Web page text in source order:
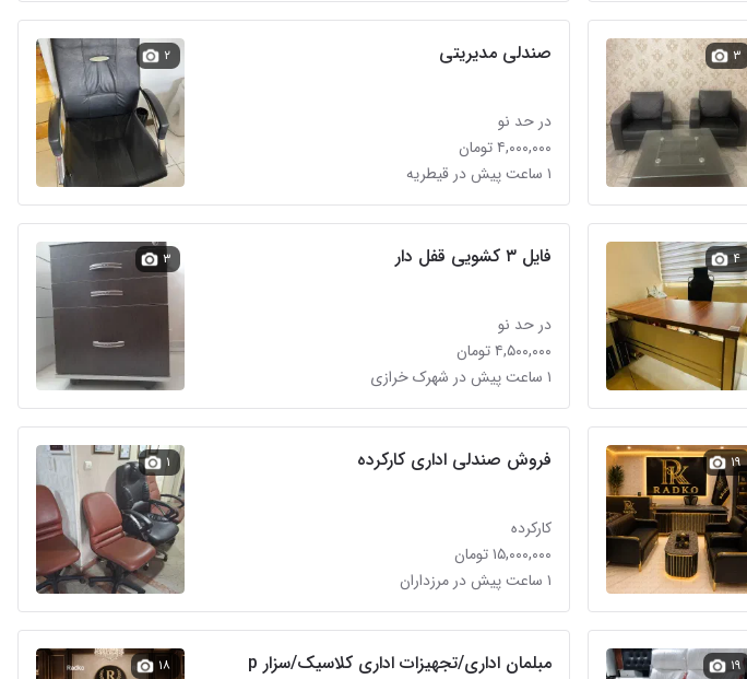
۳ صندلی مدیریتی
در حد نو
۴,۰۰۰,۰۰۰ تومان
۱ ساعت پیش در قیطریه
۲
۴ فایل ۳ کشویی قفل دار
در حد نو
۴,۵۰۰,۰۰۰ تومان
۱ ساعت پیش در شهرک خرازی
۳
۱۹ فروش صندلی اداری کارکرده
کارکرده
۱۵,۰۰۰,۰۰۰ تومان
۱ ساعت پیش در مرزداران
۱
۱۹ مبلمان اداری/تجهیزات اداری کلاسیک/سزار p ۱۸